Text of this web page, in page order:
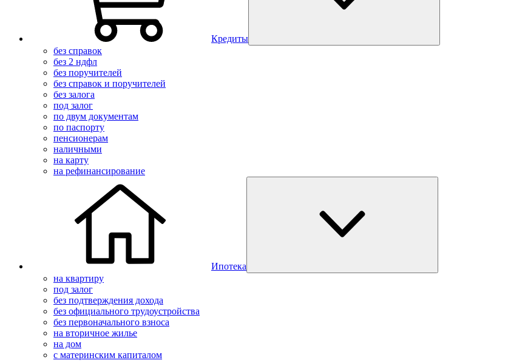
Кредиты
без справок
без 2 ндфл
без поручителей
без справок и поручителей
без залога
под залог
по двум документам
по паспорту
пенсионерам
наличными
на карту
на рефинансирование
Ипотека
на квартиру
под залог
без подтверждения дохода
без официального трудоустройства
без первоначального взноса
на вторичное жилье
на дом
с материнским капиталом